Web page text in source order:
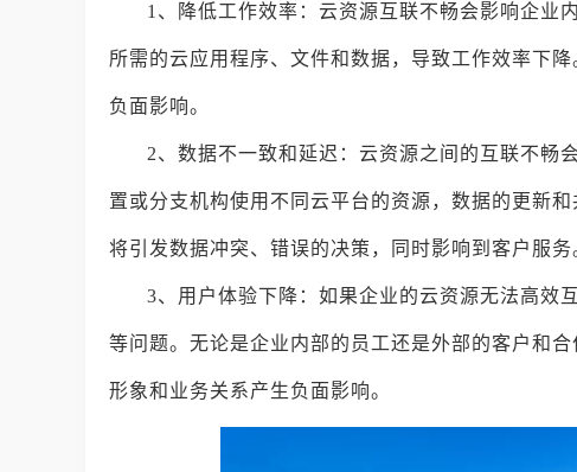
1、降低工作效率：云资源互联不畅会影响企业
所需的云应用程序、文件和数据，导致工作效率下
负面影响。
2、数据不一致和延迟：云资源之间的互联不畅
置或分支机构使用不同云平台的资源，数据的更新
将引发数据冲突、错误的决策，同时影响到客户服务
3、用户体验下降：如果企业的云资源无法高效
等问题。无论是企业内部的员工还是外部的客户和
形象和业务关系产生负面影响。